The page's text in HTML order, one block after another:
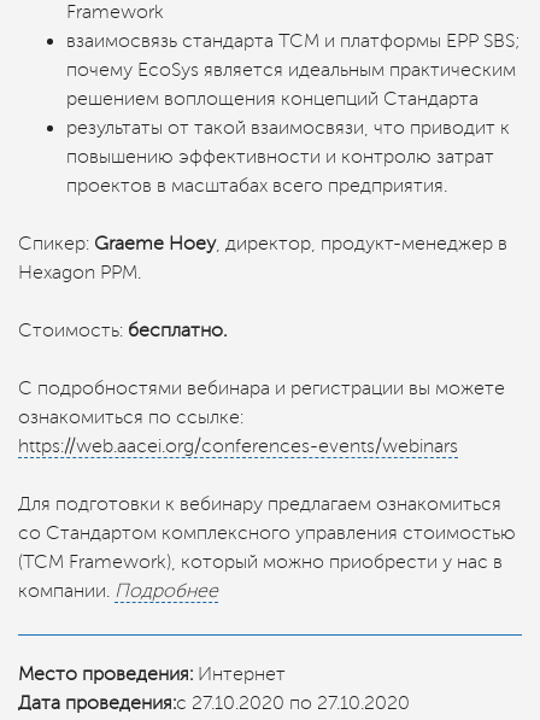
Framework
взаимосвязь стандарта TCM и платформы EPP SBS;
почему EcoSys является идеальным практическим
решением воплощения концепций Стандарта
результаты от такой взаимосвязи, что приводит к
повышению эффективности и контролю затрат
проектов в масштабах всего предприятия.
Спикер: Graeme Hoey, директор, продукт-менеджер в
Hexagon PPM.
Стоимость: бесплатно.
С подробностями вебинара и регистрации вы можете
ознакомиться по ссылке:
https://web.aacei.org/conferences-events/webinars
Для подготовки к вебинару предлагаем ознакомиться
со Стандартом комплексного управления стоимостью
(TCM Framework), который можно приобрести у нас в
компании. Подробнее
Место проведения: Интернет
Дата проведения:с 27.10.2020 по 27.10.2020